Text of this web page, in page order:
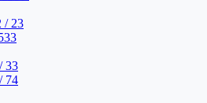
/ 23
33
74